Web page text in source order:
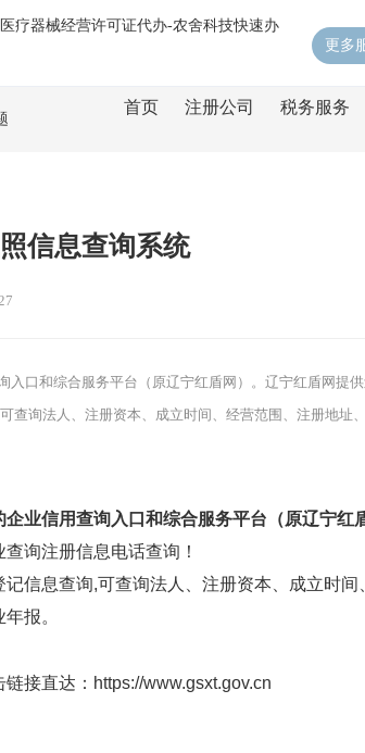
更多
首页 注册公司 税务服务
信息查询系统
口和综合服务平台（原辽宁红盾网）。辽宁红盾网提
查询法人、注册资本、成立时间、经营范围、注册地址、
业信用查询入口和综合服务平台（原辽宁红
询注册信息电话查询！
信息查询,可查询法人、注册资本、成立时
报。
接直达：https://www.gsxt.gov.cn